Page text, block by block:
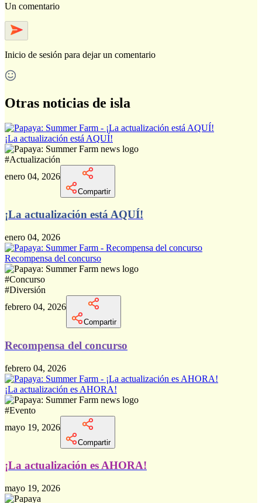
Un comentario
Inicio de sesión para dejar un comentario
Otras noticias de isla
¡La actualización está AQUÍ!
#Actualización
enero 04, 2026
Compartir
¡La actualización está AQUÍ!
enero 04, 2026
Recompensa del concurso
#Concurso
#Diversión
febrero 04, 2026
Compartir
Recompensa del concurso
febrero 04, 2026
¡La actualización es AHORA!
#Evento
mayo 19, 2026
Compartir
¡La actualización es AHORA!
mayo 19, 2026